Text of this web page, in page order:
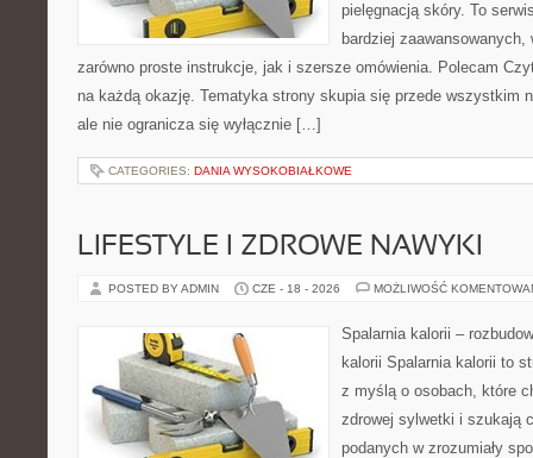
pielęgnacją skóry. To
bardziej
zarówno proste instrukcje, jak i szersze omówienia. Polecam
na każdą okazję. Tematyka strony skupia się przede wszystkim
ale nie ogranicza się wyłącznie […]
CATEGORIES: DANIA WYSOKOBIAŁKOWE
LIFESTYLE I ZDROWE NAWYKI
POSTED BY ADMIN CZE - 18 - 2026 MOŻLIWOŚĆ
Spalarnia kalorii –
kalorii Spalarnia kalorii to
z myślą o osobach, które
zdrowej sylwetki i szukają
podanych w zrozumiały